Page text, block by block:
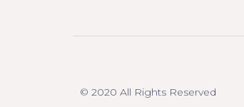
© 2020 All Rights Reserved